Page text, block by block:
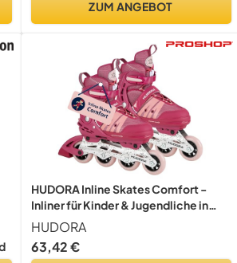
ZUM ANGEBOT
HUDORA Inline Skates Comfort -
Inliner für Kinder & Jugendliche in
versch. Größen - Roller Skates bis zu
6 Größen in Weite & Länge
verstellbar - atmungsaktive Freizeit
HUDORA
63,42 €